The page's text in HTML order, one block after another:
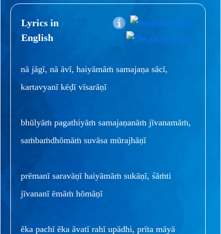
Lyrics in
English
nā jāgī, nā āvī, haiyāmāṁ samajaṇa sācī,
kartavyanī kēḍī vīsarāṇī
bhūlyāṁ pagathiyāṁ samajaṇanāṁ jīvanamāṁ,
saṁbaṁdhōmāṁ suvāsa mūrajhāṇī
prēmanī saravāṇī haiyāmāṁ sukāṇī, śāṁti
jīvananī ēmāṁ hōmāṇī
ēka pachī ēka āvatī rahī upādhi, prīta māyā